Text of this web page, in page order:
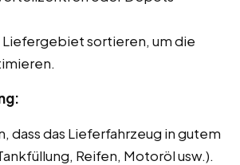
Liefergebiet sortieren, um die
dass das Lieferfahrzeug in gutem
Reifen, Motoröl usw.).